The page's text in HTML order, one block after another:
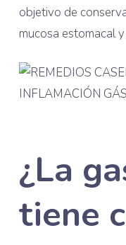
objetivo de
mucosa estomacal
¿La
tiene